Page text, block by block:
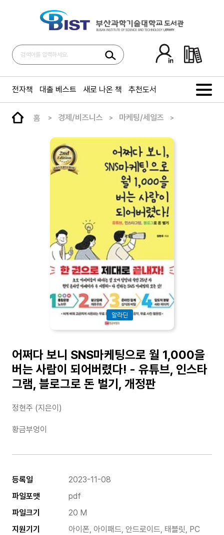
전자책 대출 베스트 새로 나온 책 추천도서
홈 경제/비즈니스 마케팅/세일즈
알라딘
어쩌다 보니 SNS마케팅으로 월 1,000을
버는 사람이 되어버렸다! - 유튜브, 인스타
그램, 블로그로 돈 벌기, 개정판
정현주 (지은이)
황금부엉이
등록일
2023-11-08
파일포맷
pdf
파일크기
20 M
지원기기
아이폰, 아이패드, 안드로이드, 태블릿, PC